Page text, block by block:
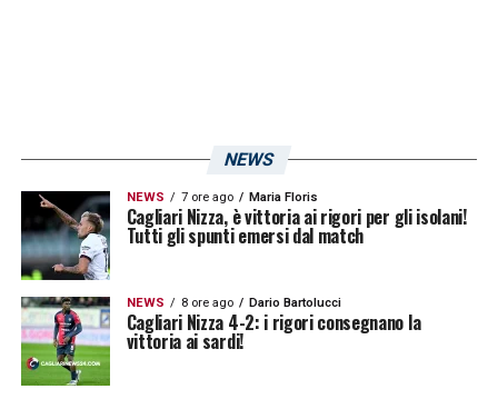
NEWS
NEWS 7 ore ago Maria Floris
Cagliari Nizza, è vittoria ai rigori per gli isolani!
Tutti gli spunti emersi dal match
NEWS 8 ore ago Dario Bartolucci
Cagliari Nizza 4-2: i rigori consegnano la
vittoria ai sardi!